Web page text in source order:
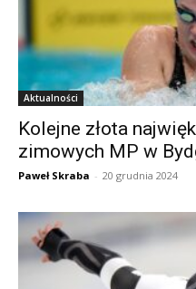
Aktualności
Kolejne złota
zimowych MP w
Paweł Skraba - 20 grudnia 2024